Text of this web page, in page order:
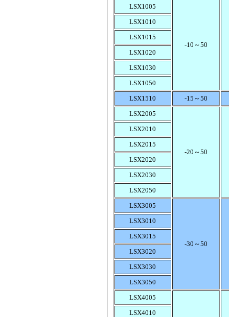
LSX1005
-10～50
LSX1010
LSX1015
LSX1020
LSX1030
LSX1050
LSX1510
-15～50
LSX2005
-20～50
LSX2010
LSX2015
LSX2020
LSX2030
LSX2050
LSX3005
-30～50
LSX3010
LSX3015
LSX3020
LSX3030
LSX3050
LSX4005
LSX4010